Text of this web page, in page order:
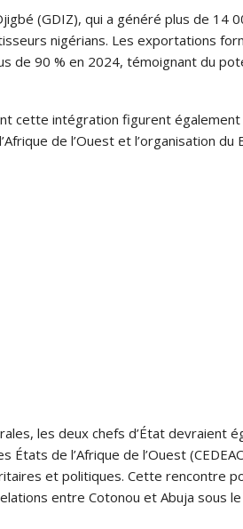
(GDIZ), qui a généré plus de 14
nigérians. Les exportations
de 90 % en 2024, témoignant du
cette intégration figurent
de l’Ouest et l’organisation
les deux chefs d’État devraient
États de l’Afrique de l’Ouest
et politiques. Cette rencontre
entre Cotonou et Abuja sous